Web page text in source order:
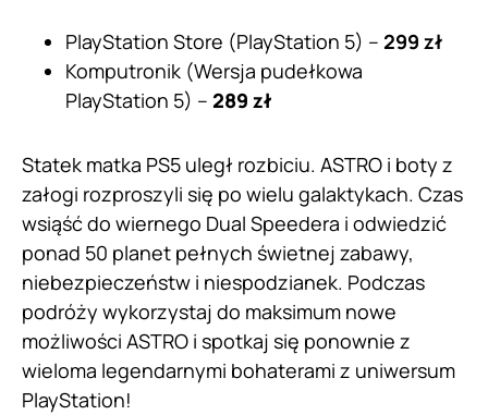
PlayStation Store (PlayStation 5) – 299 zł
Komputronik (Wersja pudełkowa
PlayStation 5) – 289 zł
Statek matka PS5 uległ rozbiciu. ASTRO i boty z
załogi rozproszyli się po wielu galaktykach. Czas
wsiąść do wiernego Dual Speedera i odwiedzić
ponad 50 planet pełnych świetnej zabawy,
niebezpieczeństw i niespodzianek. Podczas
podróży wykorzystaj do maksimum nowe
możliwości ASTRO i spotkaj się ponownie z
wieloma legendarnymi bohaterami z uniwersum
PlayStation!